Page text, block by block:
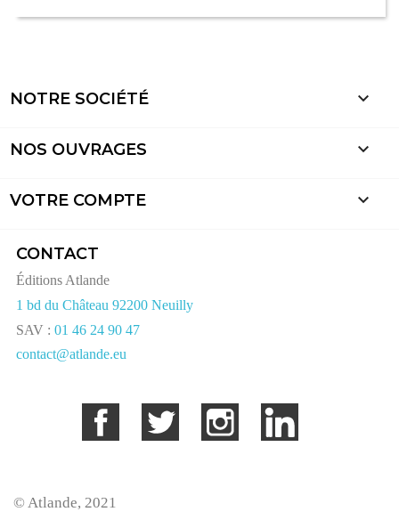
NOTRE SOCIÉTÉ 
NOS OUVRAGES 
VOTRE COMPTE 
CONTACT
Éditions Atlande
1 bd du Château 92200 Neuilly
SAV : 01 46 24 90 47
contact@atlande.eu
Facebook Twitter Instagram
© Atlande, 2021